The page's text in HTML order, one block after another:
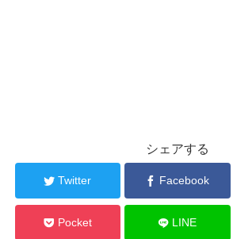
シェアする
Twitter Facebook
Pocket LINE